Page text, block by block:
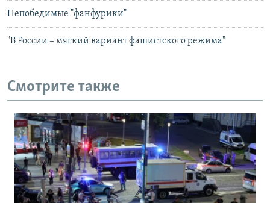
Непобедимые "фанфурики"
"В России – мягкий вариант фашистского режима"
Смотрите также